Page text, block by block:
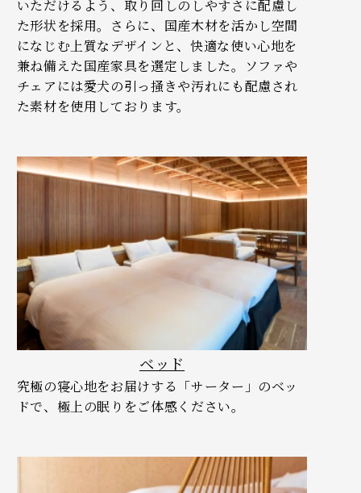
いただけるよう、取り回しのしやすさに配慮し
た形状を採用。さらに、国産木材を活かし空間
になじむ上質なデザインと、快適な使い心地を
兼ね備えた国産家具を選定しました。ソファや
チェアには愛犬の引っ掻きや汚れにも配慮され
た素材を使用しております。
ベッド
究極の寝心地をお届けする「サーター」のベッ
ドで、極上の眠りをご体感ください。